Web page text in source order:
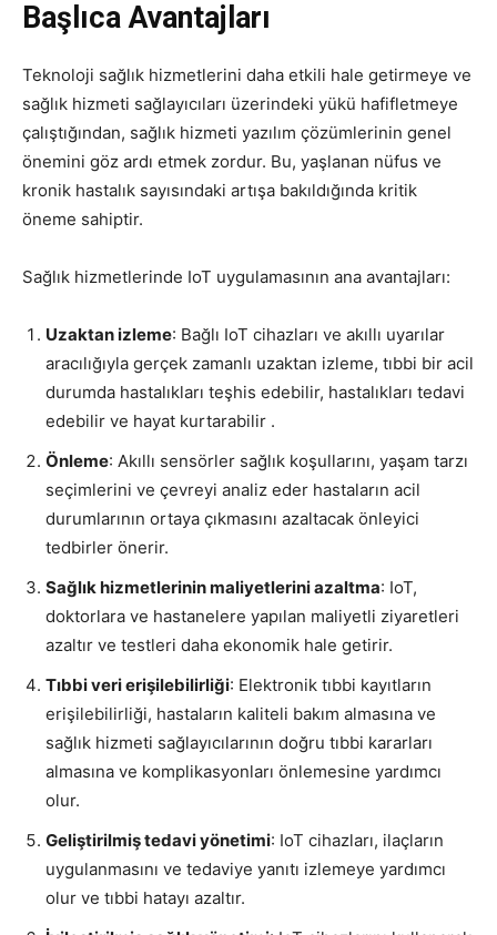
Başlıca Avantajları
Teknoloji sağlık hizmetlerini daha etkili hale getirmeye ve
sağlık hizmeti sağlayıcıları üzerindeki yükü hafifletmeye
çalıştığından, sağlık hizmeti yazılım çözümlerinin genel
önemini göz ardı etmek zordur. Bu, yaşlanan nüfus ve
kronik hastalık sayısındaki artışa bakıldığında kritik
öneme sahiptir.
Sağlık hizmetlerinde IoT uygulamasının ana avantajları:
Uzaktan izleme: Bağlı IoT cihazları ve akıllı uyarılar
aracılığıyla gerçek zamanlı uzaktan izleme, tıbbi bir acil
durumda hastalıkları teşhis edebilir, hastalıkları tedavi
edebilir ve hayat kurtarabilir .
Önleme: Akıllı sensörler sağlık koşullarını, yaşam tarzı
seçimlerini ve çevreyi analiz eder hastaların acil
durumlarının ortaya çıkmasını azaltacak önleyici
tedbirler önerir.
Sağlık hizmetlerinin maliyetlerini azaltma: IoT,
doktorlara ve hastanelere yapılan maliyetli ziyaretleri
azaltır ve testleri daha ekonomik hale getirir.
Tıbbi veri erişilebilirliği: Elektronik tıbbi kayıtların
erişilebilirliği, hastaların kaliteli bakım almasına ve
sağlık hizmeti sağlayıcılarının doğru tıbbi kararları
almasına ve komplikasyonları önlemesine yardımcı
olur.
Geliştirilmiş tedavi yönetimi: IoT cihazları, ilaçların
uygulanmasını ve tedaviye yanıtı izlemeye yardımcı
olur ve tıbbi hatayı azaltır.